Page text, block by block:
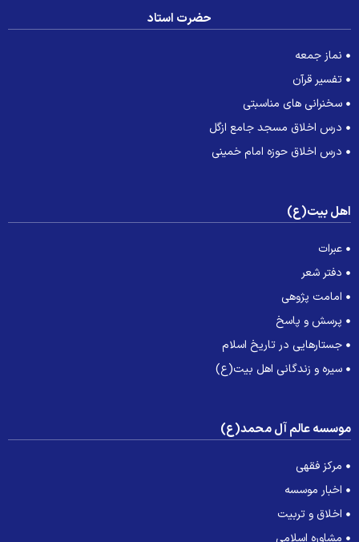
حضرت استاد
نماز جمعه
تفسیر قرآن
سخنرانی های مناسبتی
درس اخلاق مسجد جامع ازگل
درس اخلاق حوزه امام خمینی
بیت(ع)
عبرات
دفتر شعر
امامت پژوهی
پرسش و پاسخ
جستارهایی در تاریخ اسلام
سیره و زندگانی اهل بیت(ع)
عالم آل محمد(ع)
مرکز فقهی
اخبار موسسه
اخلاق و تربیت
مشاوره اسلامی